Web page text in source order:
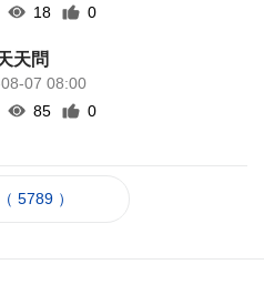
18 0
天問
07 08:00
85 0
5789 ）